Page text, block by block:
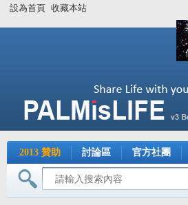
設為首頁 收藏本站
2013 贊助 討論區 官方社團